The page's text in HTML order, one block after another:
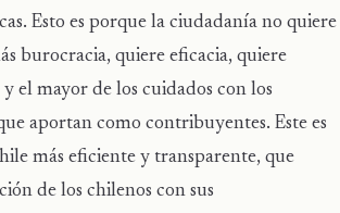
Esto es porque la ciudadanía no quiere
burocracia, quiere eficacia, quiere
el mayor de los cuidados con los
aportan como contribuyentes. Este es
más eficiente y transparente, que
de los chilenos con sus